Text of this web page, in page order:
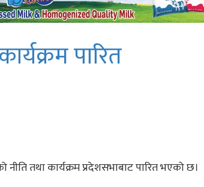
पारित
तथा कार्यक्रम प्रदेशसभाबाट पारित भएको छ।